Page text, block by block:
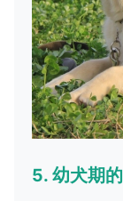
5. 幼犬期